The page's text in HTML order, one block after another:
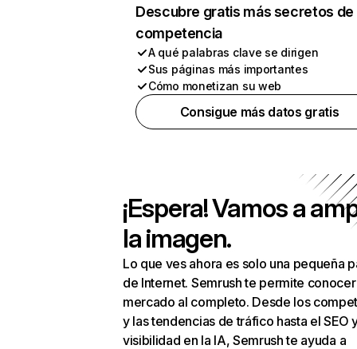
Descubre gratis más secretos de
competencia
A qué palabras clave se dirigen
Sus páginas más importantes
Cómo monetizan su web
Consigue más datos gratis
¡Espera! Vamos a
la imagen.
Lo que ves ahora es solo una pequeña
de Internet. Semrush te permite
mercado al completo. Desde los
y las tendencias de tráfico hasta el SEO
visibilidad en la IA, Semrush te ayuda a